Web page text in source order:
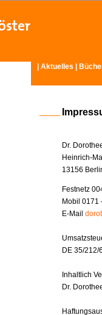
Aktuelles
Dr.
Heinrich-
13156
Festnetz
Mobil 0171
E-Mail
DE 35/212/
Inhaltlich
Dr.